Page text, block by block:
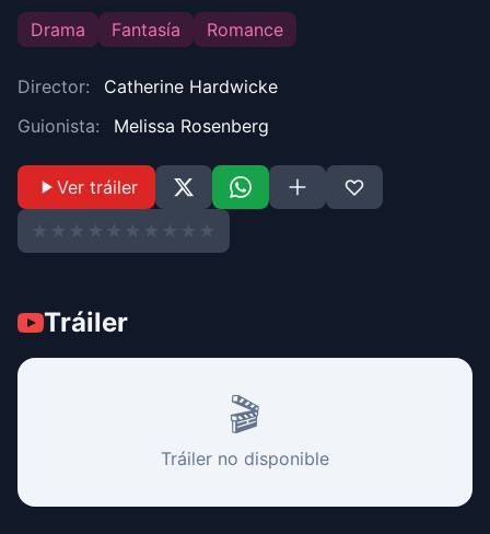
Drama Fantasía Romance
Director:
Catherine Hardwicke
Guionista:
Melissa Rosenberg
Ver tráiler
Tráiler
🎬
Tráiler no disponible